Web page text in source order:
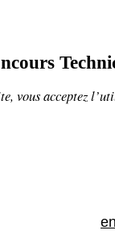
vous acceptez